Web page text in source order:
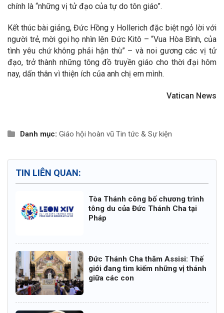
chính là “những vị tử đạo của tự do tôn giáo”.
Kết thúc bài giảng, Đức Hồng y Hollerich đặc biệt ngỏ lời với
người trẻ, mời gọi họ nhìn lên Đức Kitô – “Vua Hòa Bình, của
tình yêu chứ không phải hận thù” – và noi gương các vị tử
đạo, trở thành những tông đồ truyền giáo cho thời đại hôm
nay, dấn thân vì thiện ích của anh chị em mình.
Vatican News
Danh mục: Giáo hội hoàn vũ Tin tức & Sự kiện
TIN LIÊN QUAN:
Tòa Thánh công bố chương trình
tông du của Đức Thánh Cha tại
Pháp
Đức Thánh Cha thăm Assisi: Thế
giới đang tìm kiếm những vị thánh
giữa các con